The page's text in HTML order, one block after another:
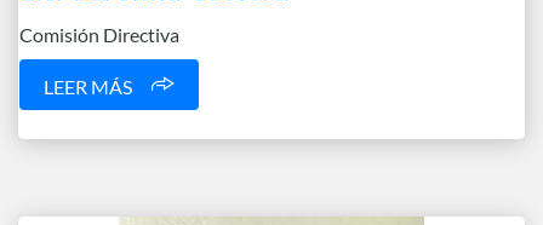
Comisión Directiva
LEER MÁS